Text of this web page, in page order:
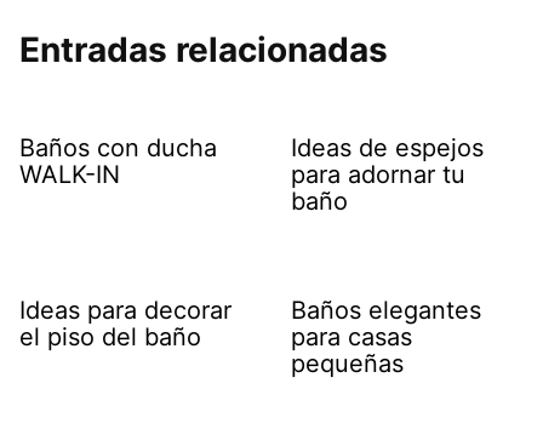
Entradas relacionadas
Baños con ducha
WALK-IN
Ideas de espejos
para adornar tu
baño
Ideas para decorar
el piso del baño
Baños elegantes
para casas
pequeñas